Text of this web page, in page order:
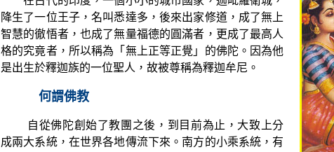
降生了一位王子，名叫悉達多，後來出家修道，成了無上
智慧的徹悟者，也成了無量福德的圓滿者，更成了最高人
格的究竟者，所以稱為「無上正等正覺」的佛陀。因為他
是出生於釋迦族的一位聖人，故被尊稱為釋迦牟尼。
何謂佛教
自從佛陀創始了教團之後，到目前為止，大致上分
成兩大系統，在世界各地傳流下來。南方的小乘系統，有